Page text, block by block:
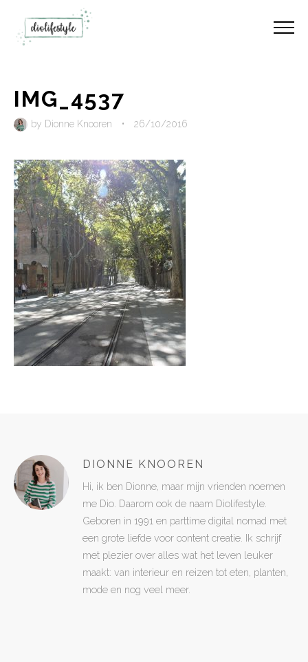
IMG_4537
by Dionne Knooren • 26/10/2016
DIONNE KNOOREN
Hi, ik ben Dionne, maar mijn vrienden noemen
me Dio. Daarom ook de naam Diolifestyle.
Geboren in 1991 en parttime digital nomad met
een grote liefde voor content creatie. Ik schrijf
met plezier over alles wat het leven leuker
maakt: van interieur en reizen tot eten, planten,
mode en nog veel meer.